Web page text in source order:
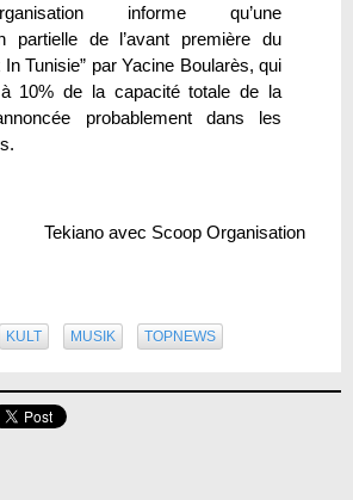
informe qu’une
partielle de l’avant première du
Tunisie” par Yacine Boularès, qui
10% de la capacité totale de la
probablement dans les
Tekiano avec Scoop Organisation
KULT MUSIK TOPNEWS